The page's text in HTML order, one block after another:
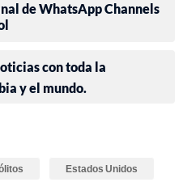
de WhatsApp Channels
con toda la
y el mundo.
Estados Unidos